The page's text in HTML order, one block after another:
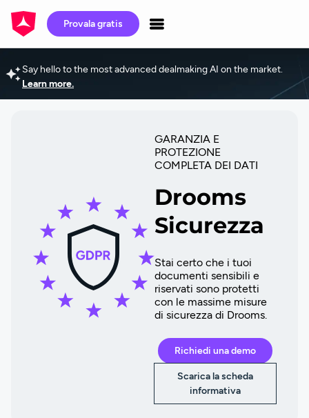
Provala gratis
Say hello to the most advanced dealmaking AI on the market.
Learn more.
GARANZIA E
PROTEZIONE
COMPLETA DEI DATI
Drooms
Sicurezza
Stai certo che i tuoi
documenti sensibili e
riservati sono protetti
con le massime misure
di sicurezza di Drooms.
Richiedi una demo
Scarica la scheda
informativa